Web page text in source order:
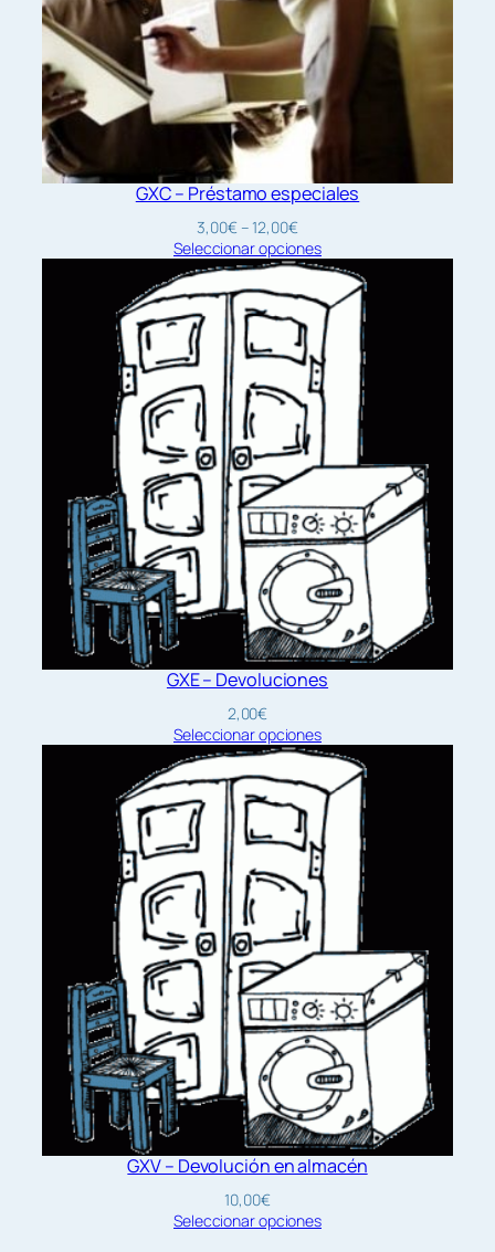
GXC – Préstamo especiales
3,00€ –12,00€Rango
de
precios:
3,00€
hasta
12,00€
Seleccionar opciones
GXE – Devoluciones
2,00€
Seleccionar opciones
GXV – Devolución en almacén
10,00€
Seleccionar opciones